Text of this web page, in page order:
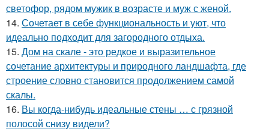
светофор, рядом мужик в возрасте и муж с женой.
14. Сочетает в себе функциональность и уют, что
идеально подходит для загородного отдыха.
15. Дом на скале - это редкое и выразительное
сочетание архитектуры и природного ландшафта, где
строение словно становится продолжением самой
скалы.
16. Вы когда-нибудь идеальные стены … с грязной
полосой снизу видели?